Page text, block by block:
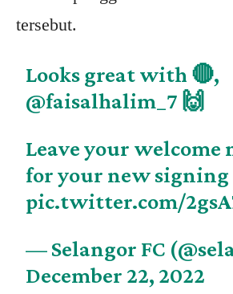
tersebut.
Looks great with 🔴,
@faisalhalim_7 🙌
Leave your welcome
for your new signing
pic.twitter.com/
— Selangor FC
December 22, 2022